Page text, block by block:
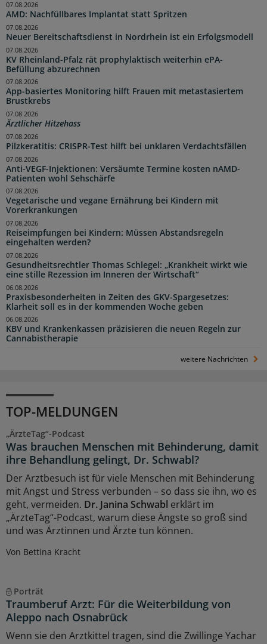
AMD: Nachfüllbares Implantat statt Spritzen
07.08.2026
Neuer Bereitschaftsdienst in Nordrhein ist ein Erfolgsmodell
07.08.2026
KV Rheinland-Pfalz rät prophylaktisch weiterhin ePA-
Befüllung abzurechnen
07.08.2026
App-basiertes Monitoring hilft Frauen mit metastasiertem
Brustkrebs
07.08.2026
Ärztlicher Hitzehass
07.08.2026
Pilzkeratitis: CRISPR-Test hilft bei unklaren Verdachtsfällen
07.08.2026
Anti-VEGF-Injektionen: Versäumte Termine kosten nAMD-
Patienten wohl Sehschärfe
07.08.2026
Vegetarische und vegane Ernährung bei Kindern mit
Vorerkrankungen
07.08.2026
Reiseimpfungen bei Kindern: Müssen Abstandsregeln
eingehalten werden?
07.08.2026
Gesundheitsrechtler Thomas Schlegel: „Krankheit wirkt wie
eine stille Rezession im Inneren der Wirtschaft“
07.08.2026
Praxisbesonderheiten in Zeiten des GKV-Spargesetzes:
Klarheit soll es in der kommenden Woche geben
06.08.2026
KBV und Krankenkassen präzisieren die neuen Regeln zur
Cannabistherapie
06.08.2026
weitere Nachrichten
TOP-MELDUNGEN
„ÄrzteTag“-Podcast
Was brauchen Menschen mit Behinderung, damit
ihre Behandlung gelingt, Dr. Schwabl?
Der Arztbesuch ist für viele Menschen mit Behinderung
mit Angst und Stress verbunden – so dass sie ihn, wo es
geht, vermeiden. Dr. Janina Schwabl erklärt im
„ÄrzteTag“-Podcast, warum diese Ängste so groß sind
und was Ärztinnen und Ärzte tun können.
Von Bettina Kracht
Porträt
Traumberuf Arzt: Für die Weiterbildung von
Aleppo nach Osnabrück
Wenn sie den Arztkittel tragen, sind die Zwillinge Yachar